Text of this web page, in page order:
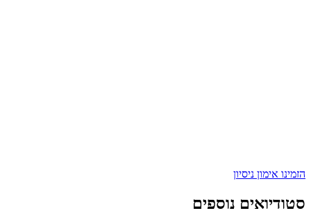
הזמינו אימון ניסיון
סטודיואים נוספים